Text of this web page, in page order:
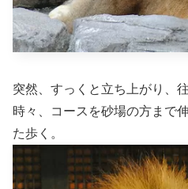
突然、すっくと立ち上がり、
時々、コースを砂場の方まで
た歩く。